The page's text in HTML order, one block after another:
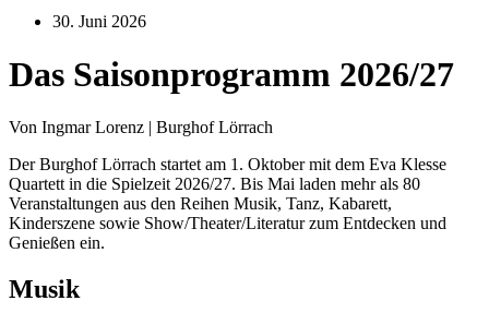
30. Juni 2026
Das Saisonprogramm 2026/27
Von Ingmar Lorenz | Burghof Lörrach
Der Burghof Lörrach startet am 1. Oktober mit dem Eva Klesse
Quartett in die Spielzeit 2026/27. Bis Mai laden mehr als 80
Veranstaltungen aus den Reihen Musik, Tanz, Kabarett,
Kinderszene sowie Show/Theater/Literatur zum Entdecken und
Genießen ein.
Musik